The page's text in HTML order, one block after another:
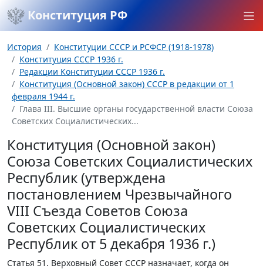
Конституция РФ
История
Конституции СССР и РСФСР (1918-1978)
Конституция СССР 1936 г.
Редакции Конституции СССР 1936 г.
Конституция (Основной закон) СССР в редакции от 1
февраля 1944 г.
Глава III. Высшие органы государственной власти Союза
Советских Социалистических...
Конституция (Основной закон)
Союза Советских Социалистических
Республик (утверждена
постановлением Чрезвычайного
VIII Съезда Советов Союза
Советских Социалистических
Республик от 5 декабря 1936 г.)
Статья 51. Верховный Совет СССР назначает, когда он